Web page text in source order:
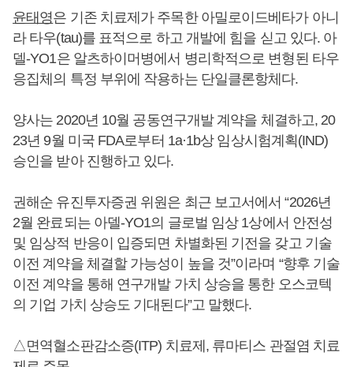
윤태영은 기존 치료제가 주목한 아밀로이드베타가 아니
라 타우(tau)를 표적으로 하고 개발에 힘을 싣고 있다. 아
델-YO1은 알츠하이머병에서 병리학적으로 변형된 타우
응집체의 특정 부위에 작용하는 단일클론항체다.
양사는 2020년 10월 공동연구개발 계약을 체결하고, 20
23년 9월 미국 FDA로부터 1a·1b상 임상시험계획(IND)
승인을 받아 진행하고 있다.
권해순 유진투자증권 위원은 최근 보고서에서 “2026년
2월 완료되는 아델-YO1의 글로벌 임상 1상에서 안전성
및 임상적 반응이 입증되면 차별화된 기전을 갖고 기술
이전 계약을 체결할 가능성이 높을 것”이라며 “향후 기술
이전 계약을 통해 연구개발 가치 상승을 통한 오스코텍
의 기업 가치 상승도 기대된다”고 말했다.
△면역혈소판감소증(ITP) 치료제, 류마티스 관절염 치료